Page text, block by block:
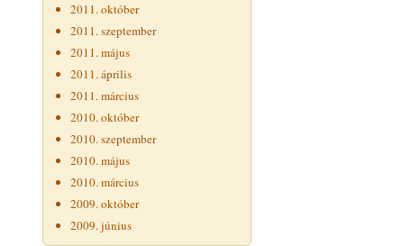
2011. október
2011. szeptember
2011. május
2011. április
2011. március
2010. október
2010. szeptember
2010. május
2010. március
2009. október
2009. június